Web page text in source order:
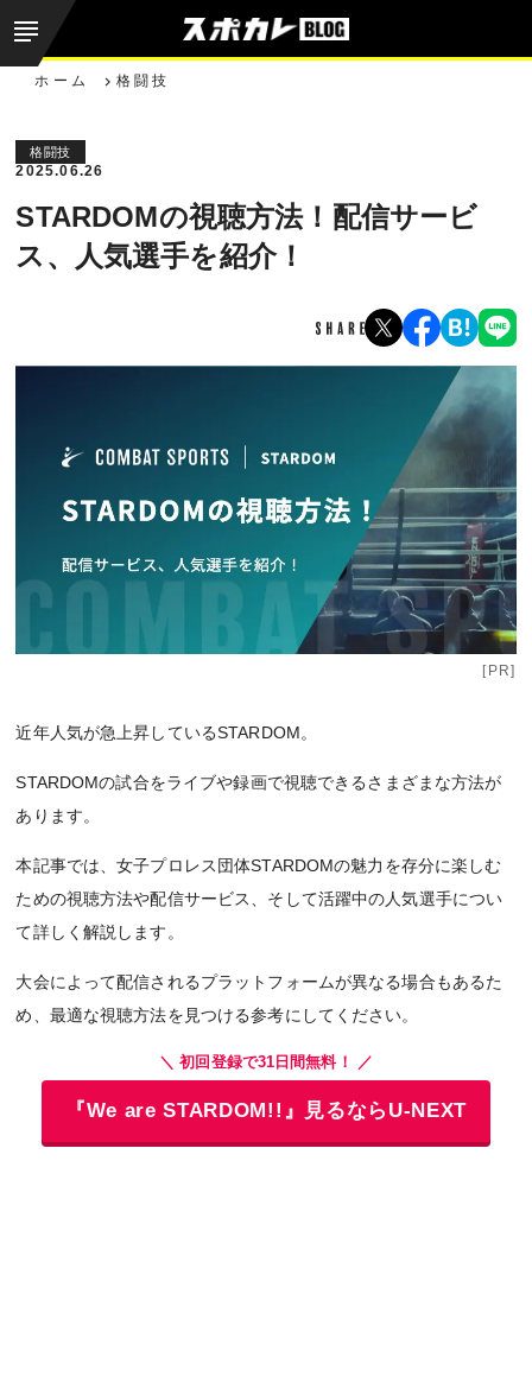
ホーム 格闘技
格闘技
2025.06.26
STARDOMの視聴方法！配信サービ
ス、人気選手を紹介！
[PR]
近年人気が急上昇しているSTARDOM。
STARDOMの試合をライブや録画で視聴できるさまざまな方法が
あります。
本記事では、女子プロレス団体STARDOMの魅力を存分に楽しむ
ための視聴方法や配信サービス、そして活躍中の人気選手につい
て詳しく解説します。
大会によって配信されるプラットフォームが異なる場合もあるた
め、最適な視聴方法を見つける参考にしてください。
＼ 初回登録で31日間無料！ ／
『We are STARDOM!!』見るならU-NEXT